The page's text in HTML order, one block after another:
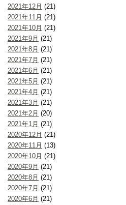
2021年12月 (21)
2021年11月 (21)
2021年10月 (21)
2021年9月 (21)
2021年8月 (21)
2021年7月 (21)
2021年6月 (21)
2021年5月 (21)
2021年4月 (21)
2021年3月 (21)
2021年2月 (20)
2021年1月 (21)
2020年12月 (21)
2020年11月 (13)
2020年10月 (21)
2020年9月 (21)
2020年8月 (21)
2020年7月 (21)
2020年6月 (21)